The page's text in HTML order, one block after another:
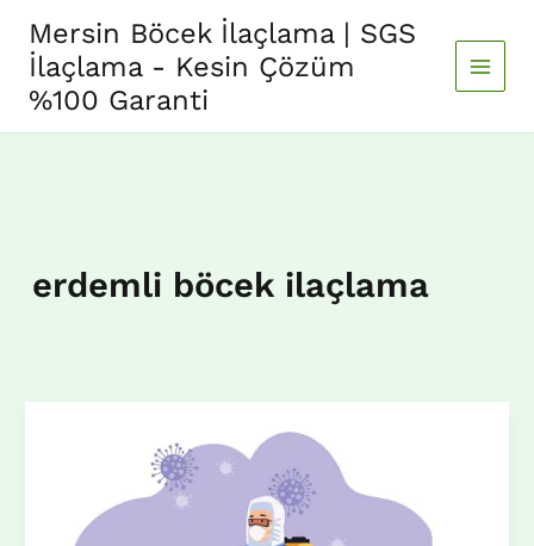
Mersin Böcek İlaçlama | SGS
İlaçlama - Kesin Çözüm
%100 Garanti
erdemli böcek ilaçlama